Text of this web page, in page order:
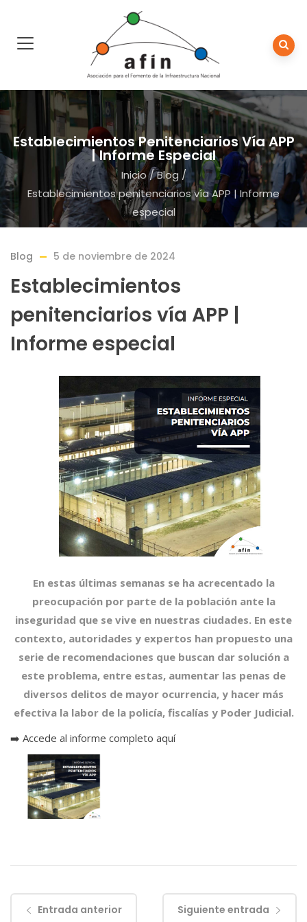
Establecimientos Penitenciarios Vía APP
| Informe Especial
Inicio/Blog /
Establecimientos penitenciarios vía APP | Informe
especial
Blog 5 de noviembre de 2024
Establecimientos
penitenciarios vía APP |
Informe especial
En estas últimas semanas se ha acrecentado la
preocupación por parte de la población ante la
inseguridad que se vive en nuestras ciudades. En este
contexto, autoridades y expertos han propuesto una
serie de recomendaciones que buscan dar solución a
este problema, entre estas, aumentar las penas de
diversos delitos de mayor ocurrencia, y hacer más
efectiva la labor de la policía, fiscalías y Poder Judicial.
➡️ Accede al informe completo aquí
Entrada anterior Siguiente entrada